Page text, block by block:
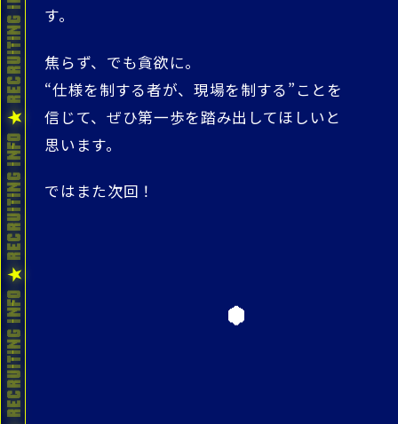
す。
焦らず、でも貪欲に。
“仕様を制する者が、現場を制する”ことを
信じて、ぜひ第一歩を踏み出してほしいと
思います。
ではまた次回！